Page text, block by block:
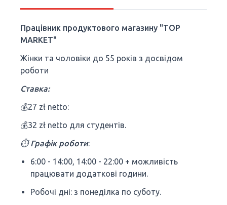
Працівник продуктового магазину "TOP
MARKET"
Жінки та чоловіки до 55 років з досвідом
роботи
Ставка:
💰27 zł netto:
💰32 zł netto для студентів.
⏱️ Графік роботи:
6:00 - 14:00, 14:00 - 22:00 + можливість
працювати додаткові години.
Робочі дні: з понеділка по суботу.